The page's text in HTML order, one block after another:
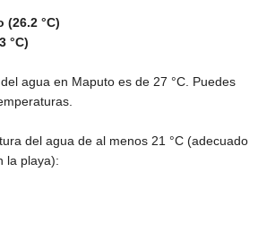
(26.2 °C)
°C)
agua en Maputo es de 27 °C . Puedes
del agua de al menos 21 °C (adecuado
la playa):